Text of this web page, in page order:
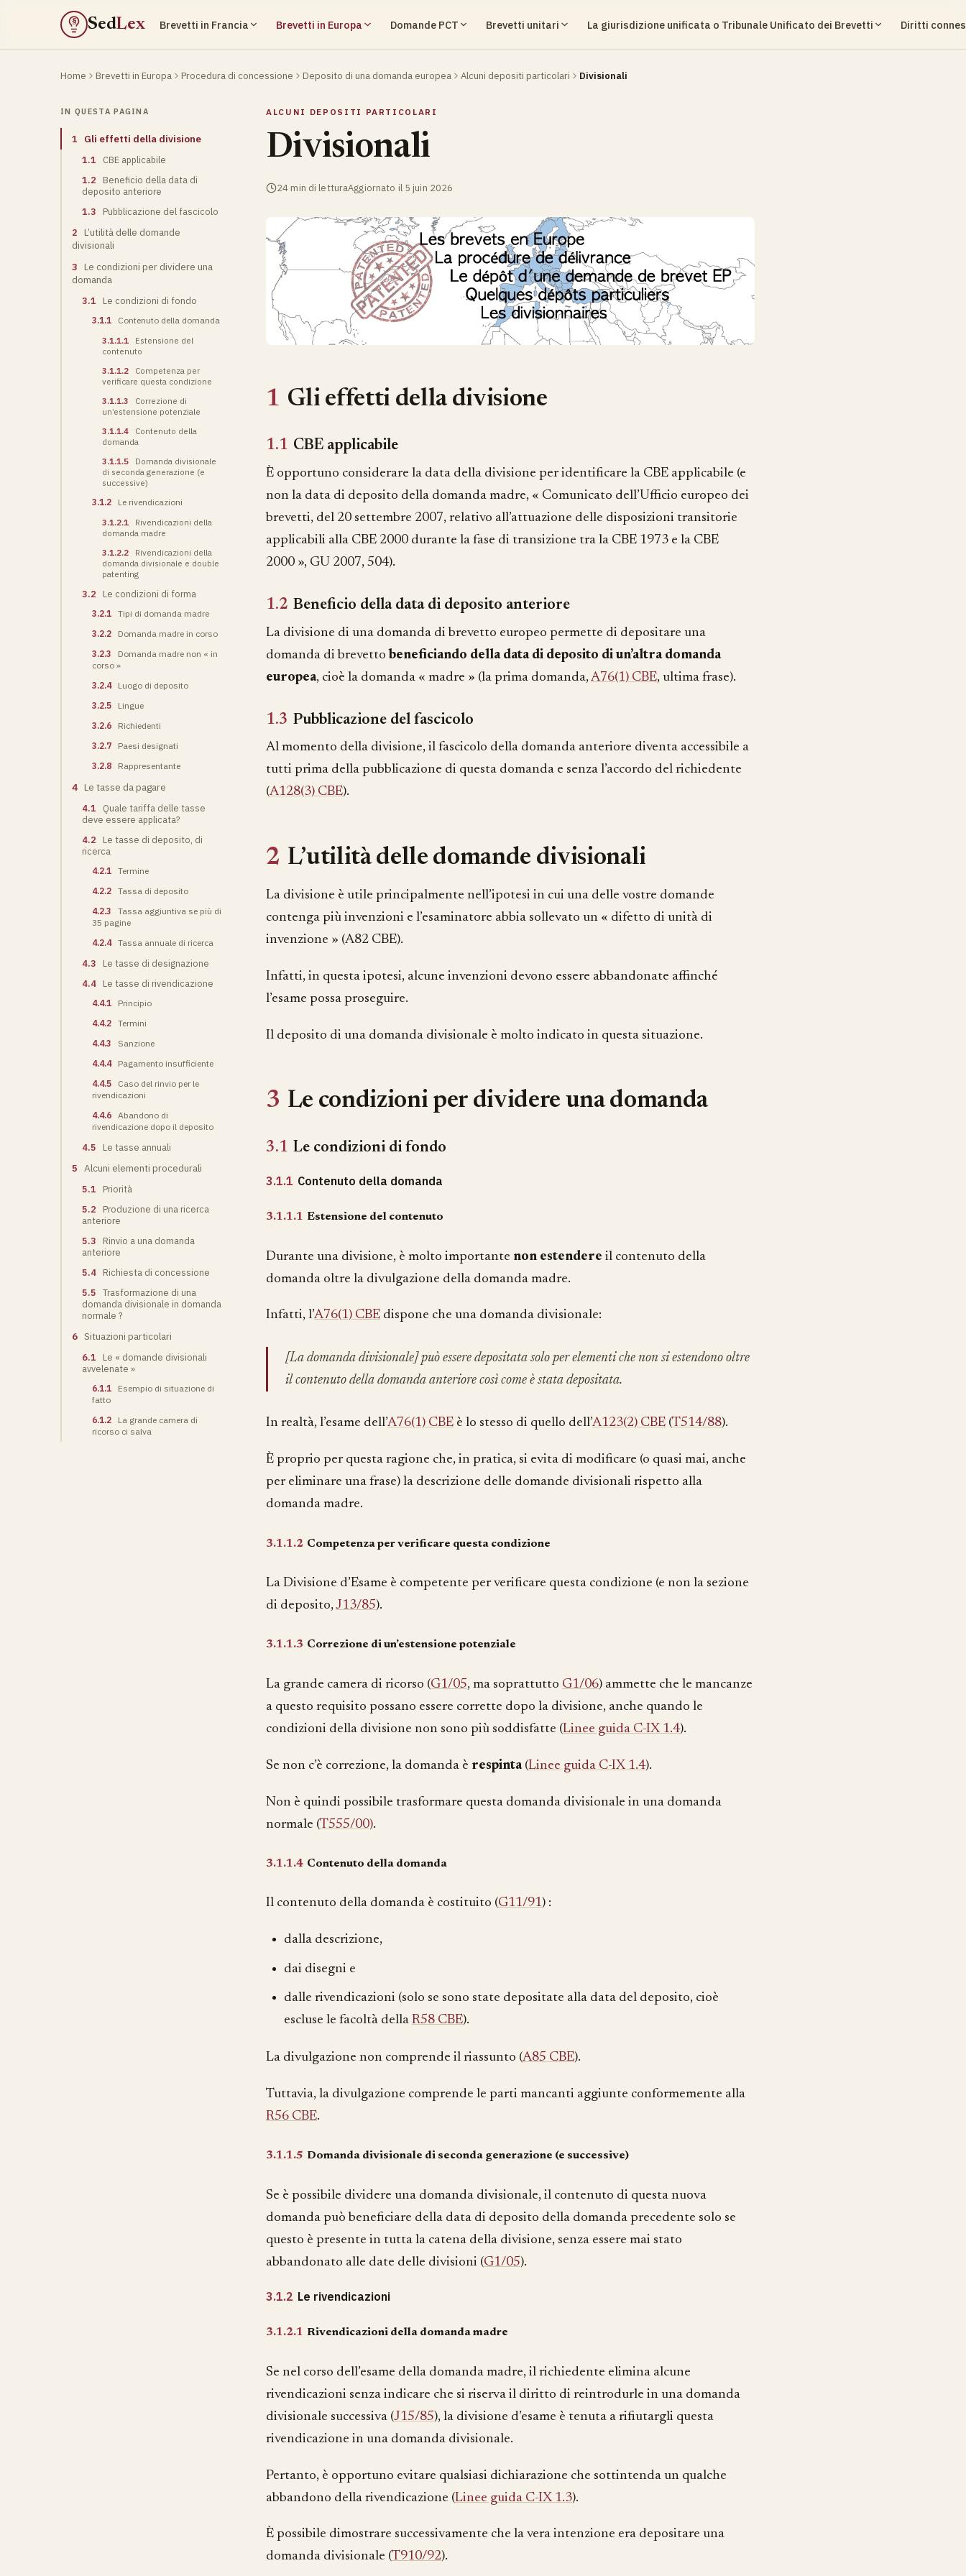
§ SedLex Brevetti in Francia Brevetti in Europa Domande PCT Brevetti unitari La giurisdizione unificata o Tribunale Unificato dei Brevetti Diritti
Home Brevetti in Europa Procedura di concessione Deposito di una domanda europea Alcuni depositi particolari Divisionali
IN QUESTA PAGINA
1 Gli effetti della divisione
1.1
CBE applicabile
1.2
Beneficio della data di
deposito anteriore
1.3
Pubblicazione del fascicolo
2 L’utilità delle domande
divisionali
3 Le condizioni per dividere una
domanda
3.1 Le condizioni di fondo
3.1.1
Contenuto della domanda
3.1.1.1
Estensione del
contenuto
3.1.1.2
Competenza per
verificare questa condizione
3.1.1.3
Correzione di
un’estensione potenziale
3.1.1.4
Contenuto della
domanda
3.1.1.5
Domanda divisionale
di seconda generazione (e
successive)
3.1.2
Le rivendicazioni
3.1.2.1
Rivendicazioni della
domanda madre
3.1.2.2
Rivendicazioni della
domanda divisionale e double
patenting
3.2 Le condizioni di forma
3.2.1 Tipi di domanda madre
3.2.2
Domanda madre in corso
3.2.3
Domanda madre non « in
corso »
3.2.4
Luogo di deposito
3.2.5
Lingue
3.2.6
Richiedenti
3.2.7
Paesi designati
3.2.8
Rappresentante
4 Le tasse da pagare
4.1
Quale tariffa delle tasse
deve essere applicata?
4.2
Le tasse di deposito, di
ricerca
4.2.1 Termine
4.2.2 Tassa di deposito
4.2.3
Tassa aggiuntiva se più di
35 pagine
4.2.4 Tassa annuale di ricerca
4.3
Le tasse di designazione
4.4
Le tasse di rivendicazione
4.4.1
Principio
4.4.2 Termini
4.4.3
Sanzione
4.4.4
Pagamento insufficiente
4.4.5
Caso del rinvio per le
rivendicazioni
4.4.6 Abandono di
rivendicazione dopo il deposito
4.5 Le tasse annuali
5 Alcuni elementi procedurali
5.1
Priorità
5.2
Produzione di una ricerca
anteriore
5.3
Rinvio a una domanda
anteriore
5.4
Richiesta di concessione
5.5
Trasformazione di una
domanda divisionale in domanda
normale ?
6 Situazioni particolari
6.1
Le « domande divisionali
avvelenate »
6.1.1
Esempio di situazione di
fatto
6.1.2
La grande camera di
ricorso ci salva
ALCUNI DEPOSITI PARTICOLARI
Divisionali
24 min di letturaAggiornato il 5 juin 2026
1 Gli effetti della divisione
1.1 CBE applicabile
È opportuno considerare la data della divisione per identificare la CBE applicabile (e
non la data di deposito della domanda madre, « Comunicato dell’Ufficio europeo dei
brevetti, del 20 settembre 2007, relativo all’attuazione delle disposizioni transitorie
applicabili alla CBE 2000 durante la fase di transizione tra la CBE 1973 e la CBE
2000 », GU 2007, 504).
1.2 Beneficio della data di deposito anteriore
La divisione di una domanda di brevetto europeo permette di depositare una
domanda di brevetto beneficiando della data di deposito di un’altra domanda
europea, cioè la domanda « madre » (la prima domanda,A76(1) CBE, ultima frase).
1.3 Pubblicazione del fascicolo
Al momento della divisione, il fascicolo della domanda anteriore diventa accessibile a
tutti prima della pubblicazione di questa domanda e senza l’accordo del richiedente
(A128(3) CBE).
2 L’utilità delle domande divisionali
La divisione è utile principalmente nell’ipotesi in cui una delle vostre domande
contenga più invenzioni e l’esaminatore abbia sollevato un « difetto di unità di
invenzione » (A82 CBE).
Infatti, in questa ipotesi, alcune invenzioni devono essere abbandonate affinché
l’esame possa proseguire.
Il deposito di una domanda divisionale è molto indicato in questa situazione.
3 Le condizioni per dividere una domanda
3.1 Le condizioni di fondo
3.1.1 Contenuto della domanda
3.1.1.1 Estensione del contenuto
Durante una divisione, è molto importante non estendere il contenuto della
domanda oltre la divulgazione della domanda madre.
Infatti, l’A76(1) CBE dispone che una domanda divisionale:
[La domanda divisionale] può essere depositata solo per elementi che non si estendono oltre
il contenuto della domanda anteriore così come è stata depositata.
In realtà, l’esame dell’A76(1) CBE è lo stesso di quello dell’A123(2) CBE (T514/88).
È proprio per questa ragione che, in pratica, si evita di modificare (o quasi mai, anche
per eliminare una frase) la descrizione delle domande divisionali rispetto alla
domanda madre.
3.1.1.2 Competenza per verificare questa condizione
La Divisione d’Esame è competente per verificare questa condizione (e non la sezione
di deposito,J13/85).
3.1.1.3 Correzione di un’estensione potenziale
La grande camera di ricorso (G1/05, ma soprattutto G1/06) ammette che le mancanze
a questo requisito possano essere corrette dopo la divisione, anche quando le
condizioni della divisione non sono più soddisfatte (Linee guida C-IX 1.4).
Se non c’è correzione, la domanda è respinta(Linee guida C-IX 1.4).
Non è quindi possibile trasformare questa domanda divisionale in una domanda
normale (T555/00).
3.1.1.4 Contenuto della domanda
Il contenuto della domanda è costituito (G11/91) :
dalla descrizione,
dai disegni e
dalle rivendicazioni (solo se sono state depositate alla data del deposito, cioè
escluse le facoltà della R58 CBE).
La divulgazione non comprende il riassunto (A85 CBE).
Tuttavia, la divulgazione comprende le parti mancanti aggiunte conformemente alla
R56 CBE.
3.1.1.5 Domanda divisionale di seconda generazione (e successive)
Se è possibile dividere una domanda divisionale, il contenuto di questa nuova
domanda può beneficiare della data di deposito della domanda precedente solo se
questo è presente in tutta la catena della divisione, senza essere mai stato
abbandonato alle date delle divisioni (G1/05).
3.1.2 Le rivendicazioni
3.1.2.1 Rivendicazioni della domanda madre
Se nel corso dell’esame della domanda madre, il richiedente elimina alcune
rivendicazioni senza indicare che si riserva il diritto di reintrodurle in una domanda
divisionale successiva (J15/85), la divisione d’esame è tenuta a rifiutargli questa
rivendicazione in una domanda divisionale.
Pertanto, è opportuno evitare qualsiasi dichiarazione che sottintenda un qualche
abbandono della rivendicazione (Linee guida C-IX 1.3).
È possibile dimostrare successivamente che la vera intenzione era depositare una
domanda divisionale (T910/92).